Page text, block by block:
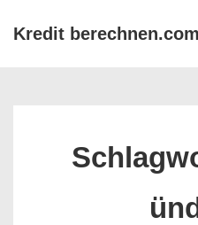
ZumKredit berechnen.com